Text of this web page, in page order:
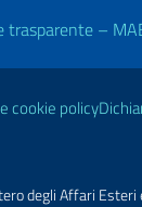
trasparente –
cookie policy
degli Affari Esteri